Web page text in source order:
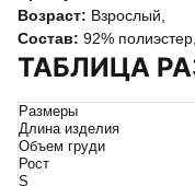
Возраст: Взрослый
Состав: 92%
ТАБЛИЦА
Размеры
Длина изделия
Объем груди
Рост
S